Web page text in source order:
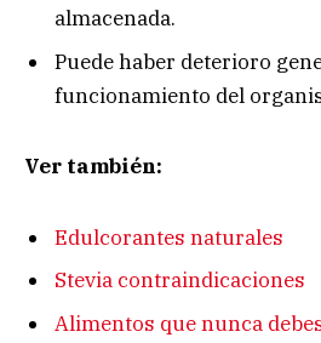
almacenada.
Puede haber deterioro
funcionamiento del
Ver también:
Edulcorantes naturales
Stevia contraindicaciones
Alimentos que nunca